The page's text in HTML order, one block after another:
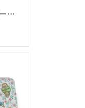
ラウンド長財布 ピーターラビット（ガーデン）